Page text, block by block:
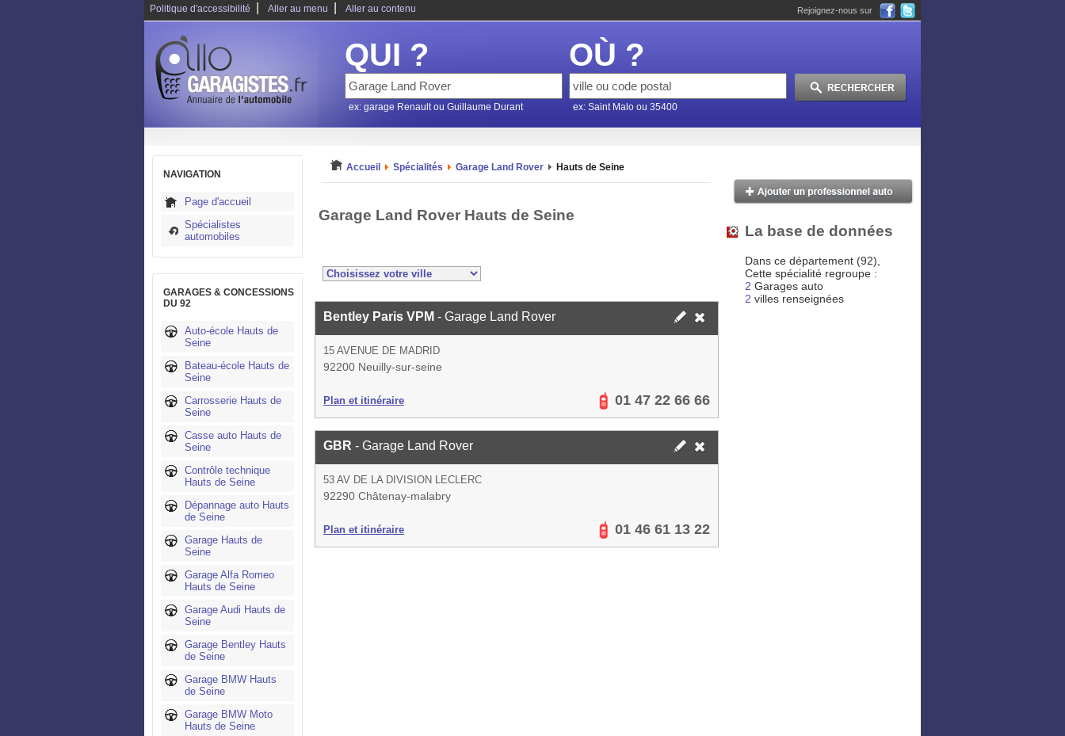
Politique d'accessibilité Aller au menu Aller au contenu Rejoignez-nous sur
QUI ?
ex: garage Renault ou Guillaume Durant
OÙ ?
ex: Saint Malo ou 35400
NAVIGATION
Page d'accueil
Spécialistes
automobiles
GARAGES & CONCESSIONS
DU 92
Auto-école Hauts de
Seine
Bateau-école Hauts de
Seine
Carrosserie Hauts de
Seine
Casse auto Hauts de
Seine
Contrôle technique
Hauts de Seine
Dépannage auto Hauts
de Seine
Garage Hauts de
Seine
Garage Alfa Romeo
Hauts de Seine
Garage Audi Hauts de
Seine
Garage Bentley Hauts
de Seine
Garage BMW Hauts
de Seine
Garage BMW Moto
Hauts de Seine
Accueil Spécialités Garage Land Rover Hauts de Seine
Garage Land Rover Hauts de Seine
Bentley Paris VPM - Garage Land Rover
15 AVENUE DE MADRID
92200 Neuilly-sur-seine
Plan et itinéraire 01 47 22 66 66
GBR - Garage Land Rover
53 AV DE LA DIVISION LECLERC
92290 Châtenay-malabry
Plan et itinéraire 01 46 61 13 22
La base de données
Dans ce département (92),
Cette spécialité regroupe :
2 Garages auto
2 villes renseignées